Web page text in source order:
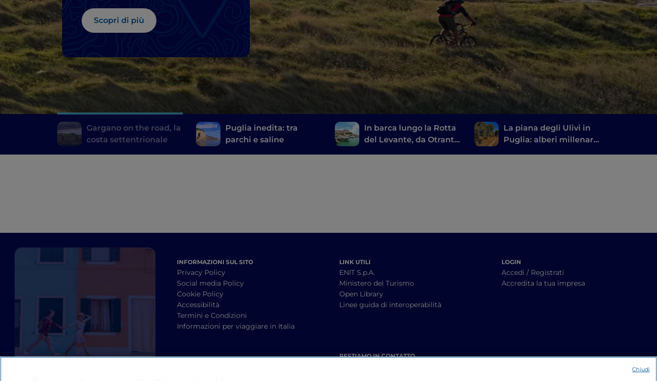
Scopri di più
Gargano on the road, la
costa settentrionale
Puglia inedita: tra
parchi e saline
In barca lungo la Rotta
del Levante, da Otranto
La piana degli Ulivi in
Puglia: alberi millenari
INFORMAZIONI SUL SITO
Privacy Policy
Social media Policy
Cookie Policy
Accessibilità
Termini e Condizioni
Informazioni per viaggiare in Italia
LINK UTILI
ENIT S.p.A.
Ministero del Turismo
Open Library
Linee guida di interoperabilità
RESTIAMO IN CONTATTO
LOGIN
Accedi / Registrati
Accredita la tua impresa
Chiudi